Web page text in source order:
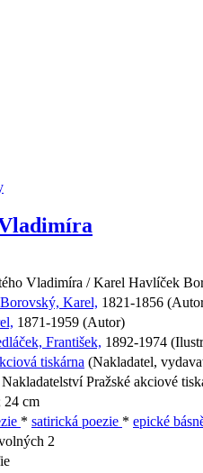
Vladimíra / Karel Havlíček
Karel, 1821-1856
1871-1959 (Autor)
František, 1892-1974
tiskárna (Nakladatel,
Pražské akciové
24 cm
* satirická poezie * epické
2